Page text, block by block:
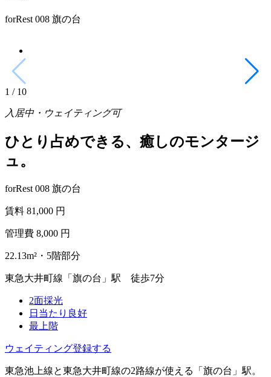
forRest 008 旗の台
1 / 10
入居中・ウェイティング可
ひとり占めできる、癒しのモンタージ
ュ。
forRest 008 旗の台
賃料 81,000 円
管理費 8,000 円
22.13m²・5階部分
東急大井町線「旗の台」駅 徒歩7分
2面採光
日当たり良好
最上階
ウェイティング登録する
東急池上線と東急大井町線の2路線が使える「旗の台」駅。